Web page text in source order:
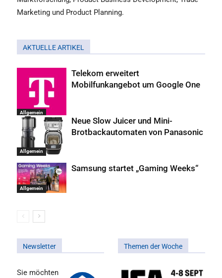
Marketing und Product Planning.
AKTUELLE ARTIKEL
Allgemein
Telekom erweitert
Mobilfunkangebot um Google One
Allgemein
Neue Slow Juicer und Mini-
Brotbackautomaten von Panasonic
Allgemein
Samsung startet „Gaming Weeks“
Newsletter
Sie möchten
Themen der Woche